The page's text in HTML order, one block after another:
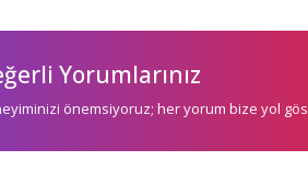
Yorumlarınız
önemsiyoruz; her yorum bize yol